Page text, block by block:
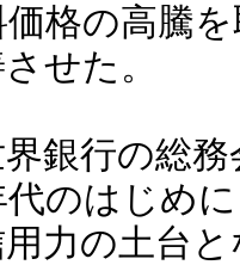
格の高騰
せた。
銀行の総
代のはじめ
力の土台